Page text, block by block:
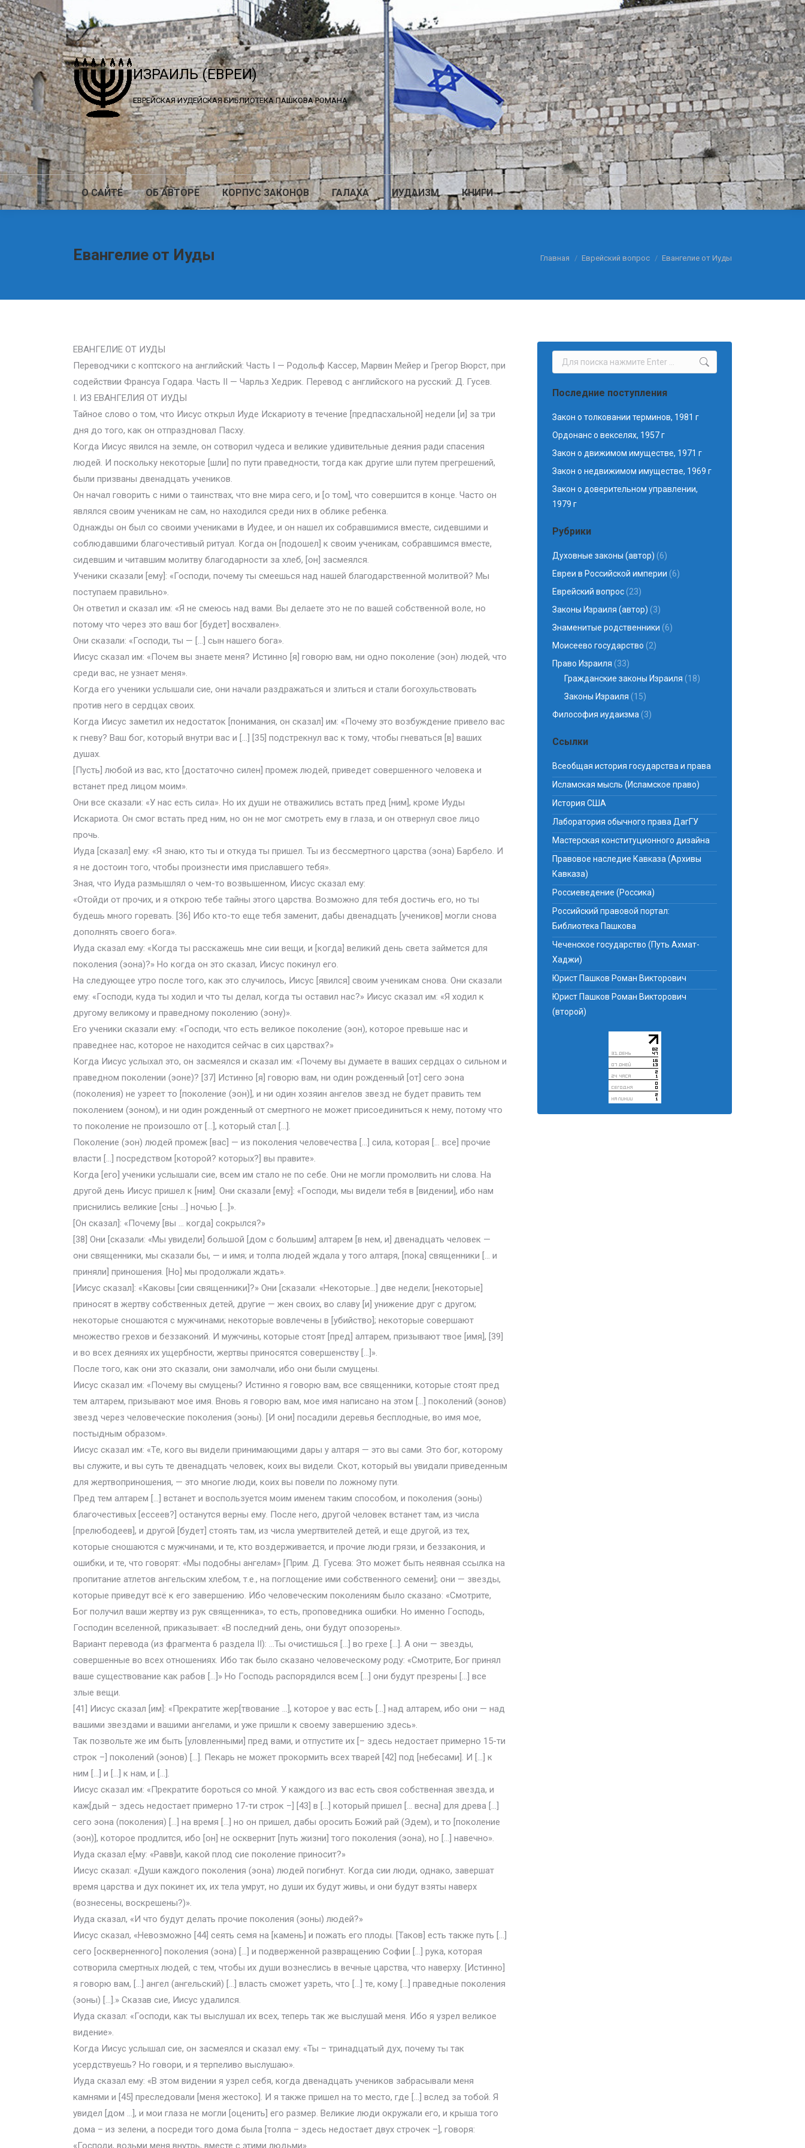
ИЗРАИЛЬ (ЕВРЕИ)
ЕВРЕЙСКАЯ ИУДЕЙСКАЯ БИБЛИОТЕКА ПАШКОВА РОМАНА
О САЙТЕ ОБ АВТОРЕ КОРПУС ЗАКОНОВ ГАЛАХА ИУДАИЗМ КНИГИ
Евангелие от Иуды Главная Еврейский вопрос Евангелие от Иуды
ЕВАНГЕЛИЕ ОТ ИУДЫ
Переводчики с коптского на английский: Часть I — Родольф Кассер, Марвин Мейер и Грегор Вюрст, при
содействии Франсуа Годара. Часть II — Чарльз Хедрик. Перевод с английского на русский: Д. Гусев.
I. ИЗ ЕВАНГЕЛИЯ ОТ ИУДЫ
Тайное слово о том, что Иисус открыл Иуде Искариоту в течение [предпасхальной] недели [и] за три
дня до того, как он отпраздновал Пасху.
Когда Иисус явился на земле, он сотворил чудеса и великие удивительные деяния ради спасения
людей. И поскольку некоторые [шли] по пути праведности, тогда как другие шли путем прегрешений,
были призваны двенадцать учеников.
Он начал говорить с ними о таинствах, что вне мира сего, и [о том], что совершится в конце. Часто он
являлся своим ученикам не сам, но находился среди них в облике ребенка.
Однажды он был со своими учениками в Иудее, и он нашел их собравшимися вместе, сидевшими и
соблюдавшими благочестивый ритуал. Когда он [подошел] к своим ученикам, собравшимся вместе,
сидевшим и читавшим молитву благодарности за хлеб, [он] засмеялся.
Ученики сказали [ему]: «Господи, почему ты смеешься над нашей благодарственной молитвой? Мы
поступаем правильно».
Он ответил и сказал им: «Я не смеюсь над вами. Вы делаете это не по вашей собственной воле, но
потому что через это ваш бог [будет] восхвален».
Они сказали: «Господи, ты — […] сын нашего бога».
Иисус сказал им: «Почем вы знаете меня? Истинно [я] говорю вам, ни одно поколение (эон) людей, что
среди вас, не узнает меня».
Когда его ученики услышали сие, они начали раздражаться и злиться и стали богохульствовать
против него в сердцах своих.
Когда Иисус заметил их недостаток [понимания, он сказал] им: «Почему это возбуждение привело вас
к гневу? Ваш бог, который внутри вас и […] [35] подстрекнул вас к тому, чтобы гневаться [в] ваших
душах.
[Пусть] любой из вас, кто [достаточно силен] промеж людей, приведет совершенного человека и
встанет пред лицом моим».
Они все сказали: «У нас есть сила». Но их души не отважились встать пред [ним], кроме Иуды
Искариота. Он смог встать пред ним, но он не мог смотреть ему в глаза, и он отвернул свое лицо
прочь.
Иуда [сказал] ему: «Я знаю, кто ты и откуда ты пришел. Ты из бессмертного царства (эона) Барбело. И
я не достоин того, чтобы произнести имя приславшего тебя».
Зная, что Иуда размышлял о чем-то возвышенном, Иисус сказал ему:
«Отойди от прочих, и я открою тебе тайны этого царства. Возможно для тебя достичь его, но ты
будешь много горевать. [36] Ибо кто-то еще тебя заменит, дабы двенадцать [учеников] могли снова
дополнять своего бога».
Иуда сказал ему: «Когда ты расскажешь мне сии вещи, и [когда] великий день света займется для
поколения (эона)?» Но когда он это сказал, Иисус покинул его.
На следующее утро после того, как это случилось, Иисус [явился] своим ученикам снова. Они сказали
ему: «Господи, куда ты ходил и что ты делал, когда ты оставил нас?» Иисус сказал им: «Я ходил к
другому великому и праведному поколению (эону)».
Его ученики сказали ему: «Господи, что есть великое поколение (эон), которое превыше нас и
праведнее нас, которое не находится сейчас в сих царствах?»
Когда Иисус услыхал это, он засмеялся и сказал им: «Почему вы думаете в ваших сердцах о сильном и
праведном поколении (эоне)? [37] Истинно [я] говорю вам, ни один рожденный [от] сего эона
(поколения) не узреет то [поколение (эон)], и ни один хозяин ангелов звезд не будет править тем
поколением (эоном), и ни один рожденный от смертного не может присоединиться к нему, потому что
то поколение не произошло от […], который стал […].
Поколение (эон) людей промеж [вас] — из поколения человечества […] сила, которая [… все] прочие
власти […] посредством [которой? которых?] вы правите».
Когда [его] ученики услышали сие, всем им стало не по себе. Они не могли промолвить ни слова. На
другой день Иисус пришел к [ним]. Они сказали [ему]: «Господи, мы видели тебя в [видении], ибо нам
приснились великие [сны …] ночью […]».
[Он сказал]: «Почему [вы … когда] сокрылся?»
[38] Они [сказали: «Мы увидели] большой [дом с большим] алтарем [в нем, и] двенадцать человек —
они священники, мы сказали бы, — и имя; и толпа людей ждала у того алтаря, [пока] священники [… и
приняли] приношения. [Но] мы продолжали ждать».
[Иисус сказал]: «Каковы [сии священники]?» Они [сказали: «Некоторые…] две недели; [некоторые]
приносят в жертву собственных детей, другие — жен своих, во славу [и] унижение друг с другом;
некоторые сношаются с мужчинами; некоторые вовлечены в [убийство]; некоторые совершают
множество грехов и беззаконий. И мужчины, которые стоят [пред] алтарем, призывают твое [имя], [39]
и во всех деяниях их ущербности, жертвы приносятся совершенству […]».
После того, как они это сказали, они замолчали, ибо они были смущены.
Иисус сказал им: «Почему вы смущены? Истинно я говорю вам, все священники, которые стоят пред
тем алтарем, призывают мое имя. Вновь я говорю вам, мое имя написано на этом […] поколений (эонов)
звезд через человеческие поколения (эоны). [И они] посадили деревья бесплодные, во имя мое,
постыдным образом».
Иисус сказал им: «Те, кого вы видели принимающими дары у алтаря — это вы сами. Это бог, которому
вы служите, и вы суть те двенадцать человек, коих вы видели. Скот, который вы увидали приведенным
для жертвоприношения, — это многие люди, коих вы повели по ложному пути.
Пред тем алтарем […] встанет и воспользуется моим именем таким способом, и поколения (эоны)
благочестивых [ессеев?] останутся верны ему. После него, другой человек встанет там, из числа
[прелюбодеев], и другой [будет] стоять там, из числа умертвителей детей, и еще другой, из тех,
которые сношаются с мужчинами, и те, кто воздерживается, и прочие люди грязи, и беззакония, и
ошибки, и те, что говорят: «Мы подобны ангелам» [Прим. Д. Гусева: Это может быть неявная ссылка на
пропитание атлетов ангельским хлебом, т.е., на поглощение ими собственного семени]; они — звезды,
которые приведут всё к его завершению. Ибо человеческим поколениям было сказано: «Смотрите,
Бог получил ваши жертву из рук священника», то есть, проповедника ошибки. Но именно Господь,
Господин вселенной, приказывает: «В последний день, они будут опозорены».
Вариант перевода (из фрагмента 6 раздела II): …Ты очистишься […] во грехе […]. А они — звезды,
совершенные во всех отношениях. Ибо так было сказано человеческому роду: «Смотрите, Бог принял
ваше существование как рабов […]» Но Господь распорядился всем […] они будут презрены […] все
злые вещи.
[41] Иисус сказал [им]: «Прекратите жер[твование …], которое у вас есть […] над алтарем, ибо они — над
вашими звездами и вашими ангелами, и уже пришли к своему завершению здесь».
Так позвольте же им быть [уловленными] пред вами, и отпустите их [– здесь недостает примерно 15-ти
строк –] поколений (эонов) […]. Пекарь не может прокормить всех тварей [42] под [небесами]. И […] к
ним […] и […] к нам, и […].
Иисус сказал им: «Прекратите бороться со мной. У каждого из вас есть своя собственная звезда, и
каж[дый – здесь недостает примерно 17-ти строк –] [43] в […] который пришел [… весна] для древа […]
сего эона (поколения) […] на время […] но он пришел, дабы оросить Божий рай (Эдем), и то [поколение
(эон)], которое продлится, ибо [он] не осквернит [путь жизни] того поколения (эона), но […] навечно».
Иуда сказал е[му: «Равв]и, какой плод сие поколение приносит?»
Иисус сказал: «Души каждого поколения (эона) людей погибнут. Когда сии люди, однако, завершат
время царства и дух покинет их, их тела умрут, но души их будут живы, и они будут взяты наверх
(вознесены, воскрешены?)».
Иуда сказал, «И что будут делать прочие поколения (эоны) людей?»
Иисус сказал, «Невозможно [44] сеять семя на [камень] и пожать его плоды. [Таков] есть также путь […]
сего [оскверненного] поколения (эона) […] и подверженной развращению Софии […] рука, которая
сотворила смертных людей, с тем, чтобы их души вознеслись в вечные царства, что наверху. [Истинно]
я говорю вам, […] ангел (ангельский) […] власть сможет узреть, что […] те, кому […] праведные поколения
(эоны) […].» Сказав сие, Иисус удалился.
Иуда сказал: «Господи, как ты выслушал их всех, теперь так же выслушай меня. Ибо я узрел великое
видение».
Когда Иисус услышал сие, он засмеялся и сказал ему: «Ты – тринадцатый дух, почему ты так
усердствуешь? Но говори, и я терпеливо выслушаю».
Иуда сказал ему: «В этом видении я узрел себя, когда двенадцать учеников забрасывали меня
камнями и [45] преследовали [меня жестоко]. И я также пришел на то место, где […] вслед за тобой. Я
увидел [дом …], и мои глаза не могли [оценить] его размер. Великие люди окружали его, и крыша того
дома – из зелени, а посреди того дома была [толпа – здесь недостает двух строчек –], говоря:
«Господи, возьми меня внутрь, вместе с этими людьми».
Поиск:
Последние поступления
Закон о толковании терминов, 1981 г
Ордонанс о векселях, 1957 г
Закон о движимом имуществе, 1971 г
Закон о недвижимом имуществе, 1969 г
Закон о доверительном управлении,
1979 г
Рубрики
Духовные законы (автор) (6)
Евреи в Российской империи (6)
Еврейский вопрос (23)
Законы Израиля (автор) (3)
Знаменитые родственники (6)
Моисеево государство (2)
Право Израиля (33)
Гражданские законы Израиля (18)
Законы Израиля (15)
Философия иудаизма (3)
Ссылки
Всеобщая история государства и права
Исламская мысль (Исламское право)
История США
Лаборатория обычного права ДагГУ
Мастерская конституционного дизайна
Правовое наследие Кавказа (Архивы
Кавказа)
Россиеведение (Россика)
Российский правовой портал:
Библиотека Пашкова
Чеченское государство (Путь Ахмат-
Хаджи)
Юрист Пашков Роман Викторович
Юрист Пашков Роман Викторович
(второй)